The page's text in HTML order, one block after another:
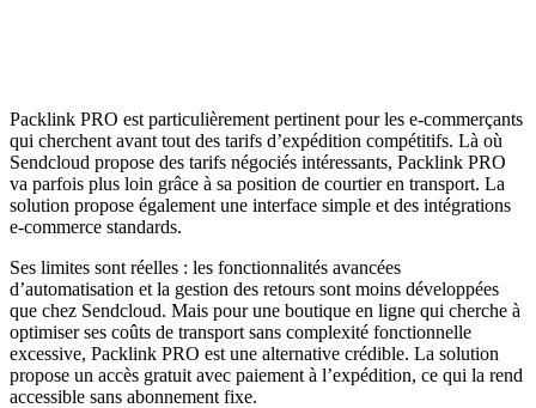
Packlink PRO est particulièrement pertinent pour les e-commerçants
qui cherchent avant tout des tarifs d’expédition compétitifs. Là où
Sendcloud propose des tarifs négociés intéressants, Packlink PRO
va parfois plus loin grâce à sa position de courtier en transport. La
solution propose également une interface simple et des intégrations
e-commerce standards.
Ses limites sont réelles : les fonctionnalités avancées
d’automatisation et la gestion des retours sont moins développées
que chez Sendcloud. Mais pour une boutique en ligne qui cherche à
optimiser ses coûts de transport sans complexité fonctionnelle
excessive, Packlink PRO est une alternative crédible. La solution
propose un accès gratuit avec paiement à l’expédition, ce qui la rend
accessible sans abonnement fixe.